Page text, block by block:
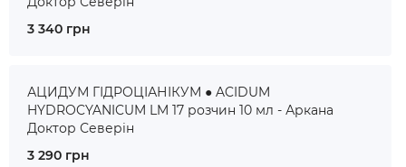
3 340 грн
АЦИДУМ ГІДРОЦІАНІКУМ ● ACIDUM
HYDROCYANICUM LM 17 розчин 10 мл - Аркана
Доктор Северін
3 290 грн